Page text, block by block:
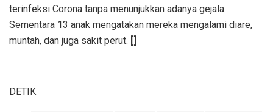
terinfeksi Corona tanpa menunjukkan adanya gejala.
Sementara 13 anak mengatakan mereka mengalami diare,
muntah, dan juga sakit perut. []
DETIK